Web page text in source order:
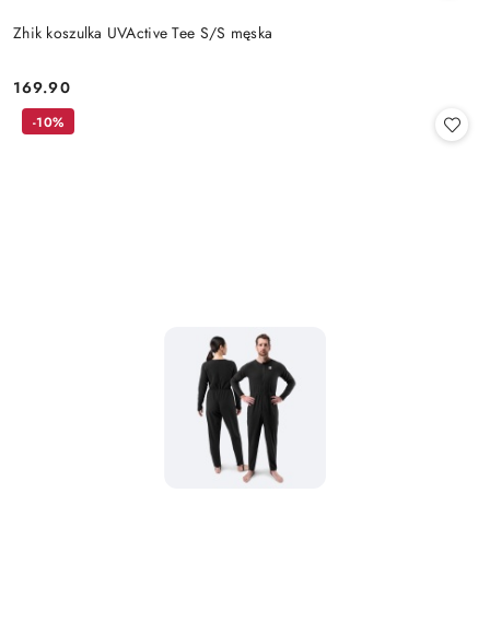
Zhik koszulka UVActive Tee S/S męska
Cena:
169.90
-10%